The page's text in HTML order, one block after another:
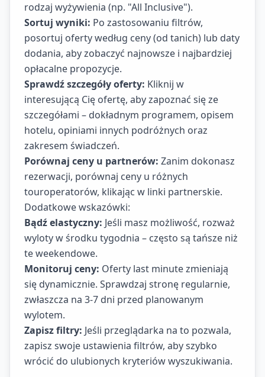
rodzaj wyżywienia (np. "All Inclusive").
Sortuj wyniki: Po zastosowaniu filtrów,
posortuj oferty według ceny (od tanich) lub daty
dodania, aby zobaczyć najnowsze i najbardziej
opłacalne propozycje.
Sprawdź szczegóły oferty: Kliknij w
interesującą Cię ofertę, aby zapoznać się ze
szczegółami – dokładnym programem, opisem
hotelu, opiniami innych podróżnych oraz
zakresem świadczeń.
Porównaj ceny u partnerów: Zanim dokonasz
rezerwacji, porównaj ceny u różnych
touroperatorów, klikając w linki partnerskie.
Dodatkowe wskazówki:
Bądź elastyczny: Jeśli masz możliwość, rozważ
wyloty w środku tygodnia – często są tańsze niż
te weekendowe.
Monitoruj ceny: Oferty last minute zmieniają
się dynamicznie. Sprawdzaj stronę regularnie,
zwłaszcza na 3-7 dni przed planowanym
wylotem.
Zapisz filtry: Jeśli przeglądarka na to pozwala,
zapisz swoje ustawienia filtrów, aby szybko
wrócić do ulubionych kryteriów wyszukiwania.